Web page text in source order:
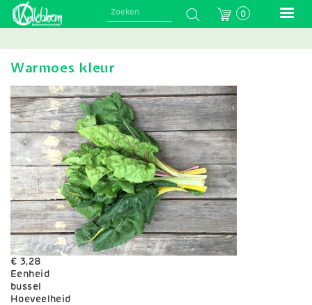
Skip
0
Warmoes kleur
€ 3,28
Eenheid
bussel
Variaties
Hoeveelheid